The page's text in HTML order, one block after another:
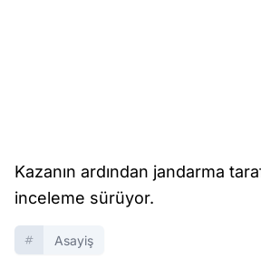
Kazanın ardından jandarma
inceleme sürüyor.
Asayiş